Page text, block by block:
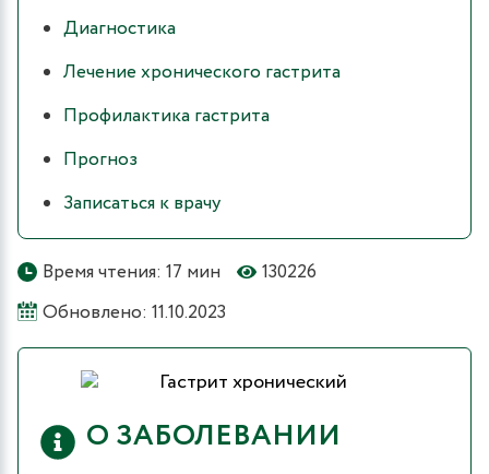
Время чтения: 17 мин
130226
Обновлено: 11.10.2023
О ЗАБОЛЕВАНИИ
Диагностика
Лечение хронического гастрита
Профилактика гастрита
Прогноз
Записаться к врачу